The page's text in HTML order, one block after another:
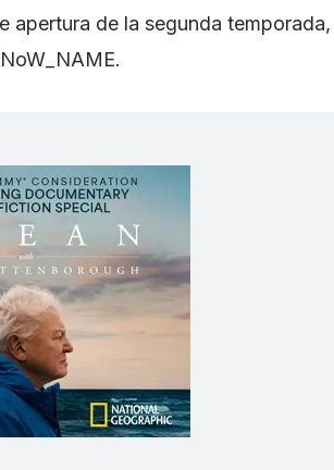
apertura de la segunda